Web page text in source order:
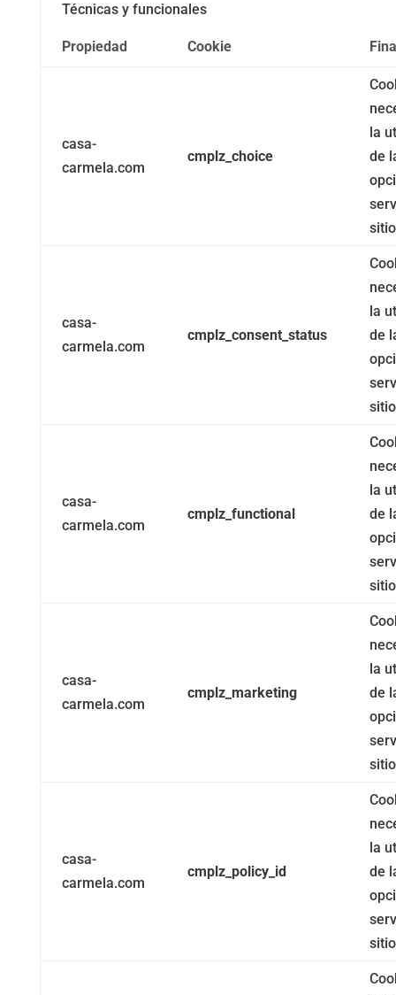
Técnicas y funcionales
Propiedad Cookie
casa-
carmela.com
cmplz_choice
la
de
casa-
carmela.com
cmplz_consent_status
la
de
casa-
carmela.com
cmplz_functional
la
de
casa-
carmela.com
cmplz_marketing
la
de
casa-
carmela.com
cmplz_policy_id
la
de